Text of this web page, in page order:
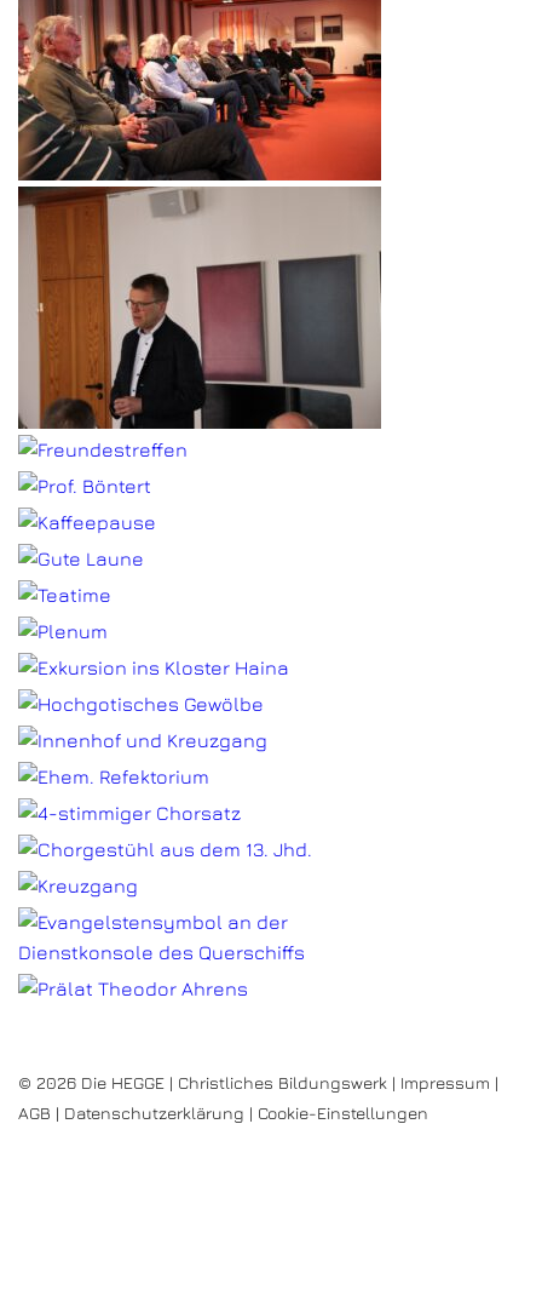
© 2026 Die HEGGE | Christliches Bildungswerk | Impressum |
AGB | Datenschutzerklärung | Cookie-Einstellungen